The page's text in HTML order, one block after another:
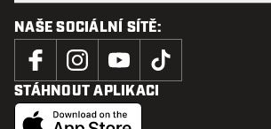
NAŠE SOCIÁLNÍ SÍTĚ:
STÁHNOUT APLIKACI